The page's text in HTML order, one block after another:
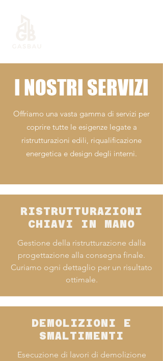
I NOSTRI SERVIZI
Offriamo una vasta gamma di servizi per
coprire tutte le esigenze legate a
ristrutturazioni edili, riqualificazione
energetica e design degli interni.
RISTRUTTURAZIONI
CHIAVI IN MANO
Gestione della ristrutturazione dalla
progettazione alla consegna finale.
Curiamo ogni dettaglio per un risultato
ottimale.
DEMOLIZIONI E
SMALTIMENTI
Esecuzione di lavori di demolizione